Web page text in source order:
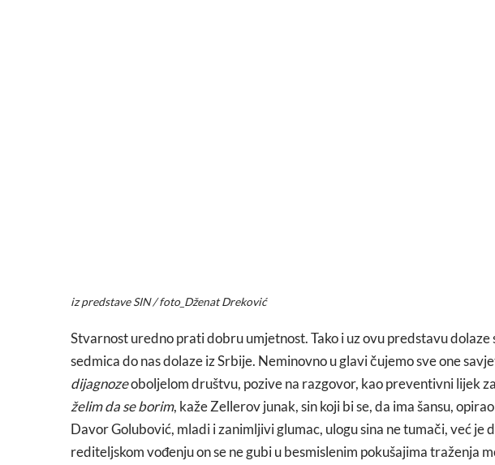
iz predstave SIN / foto_Dženat Dreković
Stvarnost uredno prati dobru umjetnost. Tako i uz ovu predstavu dolaze
sedmica do nas dolaze iz Srbije. Neminovno u glavi čujemo sve one
dijagnozeoboljelom društvu, pozive na razgovor, kao preventivni lijek
želim da se borim, kaže Zellerov junak, sin koji bi se, da ima šansu,
Davor Golubović, mladi i zanimljivi glumac, ulogu sina ne tumači, već je
rediteljskom vođenju on se ne gubi u besmislenim pokušajima traženja